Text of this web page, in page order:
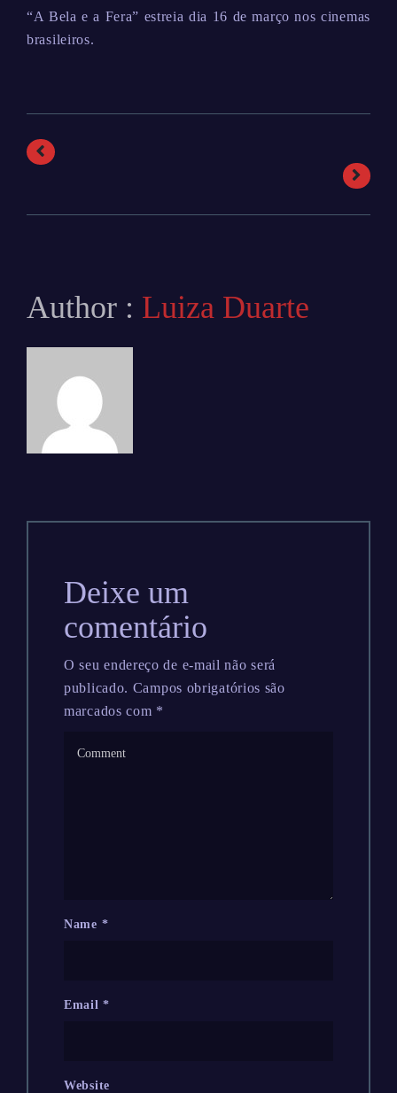
“A Bela e a Fera” estreia dia 16 de março nos cinemas
brasileiros.
Author : Luiza Duarte
Deixe um
comentário
O seu endereço de e-mail não será
publicado. Campos obrigatórios são
marcados com *
Name *
Email*
Website